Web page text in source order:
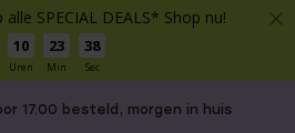
SPECIAL DEALS* Shop nu!
10
Uren
23
Min
38
Sec
17.00 besteld, morgen in huis